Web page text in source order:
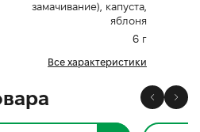
замачивание), капуста,
яблоня
6 г
Все характеристики